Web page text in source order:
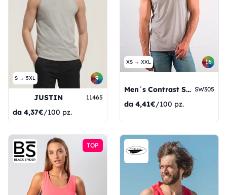
S → 5XL 9
JUSTIN 11465
da 4,37€/100 pz.
XS → XXL 16
Men´s Contrast Sports Vest SW305
da 4,41€/100 pz.
TOP